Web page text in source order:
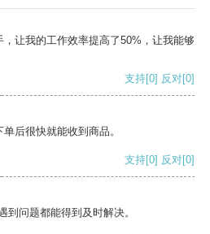
让我的工作效率提高了50%，让我能够
支持[0] 反对[0]
后很快就能收到商品。
支持[0] 反对[0]
到问题都能得到及时解决。